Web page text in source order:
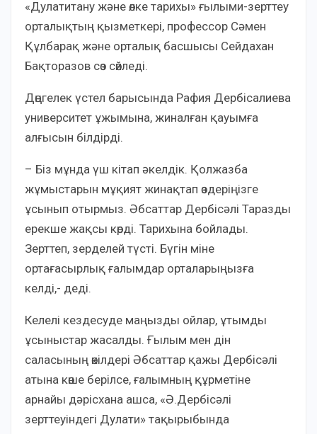
«Дулатитану және өлке тарихы» ғылыми-зерттеу
орталықтың қызметкері, профессор Сәмен
Құлбарақ және орталық басшысы Сейдахан
Бақторазов сөз сөйледі.
Дөңгелек үстел барысында Рафия Дербісалиева
университет ұжымына, жиналған қауымға
алғысын білдірді.
– Біз мұнда үш кітап әкелдік. Қолжазба
жұмыстарын мұқият жинақтап өздеріңізге
ұсынып отырмыз. Әбсаттар Дербісәлі Таразды
ерекше жақсы көрді. Тарихына бойлады.
Зерттеп, зерделей түсті. Бүгін міне
ортағасырлық ғалымдар орталарыңызға
келді,- деді.
Келелі кездесуде маңызды ойлар, ұтымды
ұсыныстар жасалды. Ғылым мен дін
саласының өкілдері Әбсаттар қажы Дербісәлі
атына көше берілсе, ғалымның құрметіне
арнайы дәрісхана ашса, «Ә.Дербісәлі
зерттеуіндегі Дулати» тақырыбында